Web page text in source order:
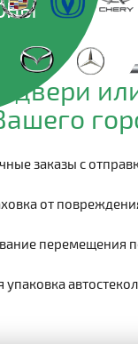
двери
заказы с
от
перемещения